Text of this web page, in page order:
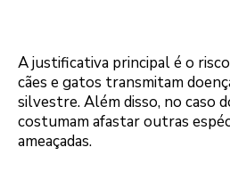
A justificativa principal é o
cães e gatos transmitam
silvestre. Além disso, no caso
costumam afastar outras
ameaçadas.